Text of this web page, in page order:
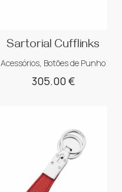
Sartorial Cufflinks
Acessórios, Botões de Punho
305.00€